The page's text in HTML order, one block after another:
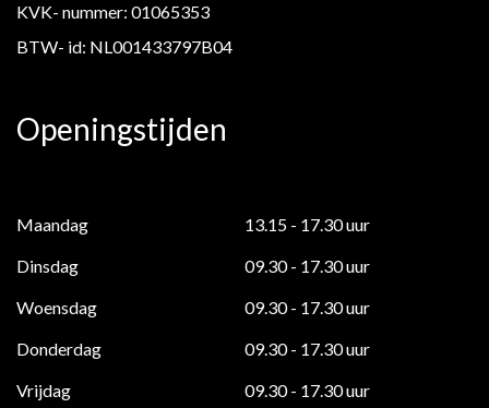
KVK- nummer: 01065353
BTW- id: NL001433797B04
Openingstijden
Maandag
13.15 - 17.30 uur
Dinsdag
09.30 - 17.30 uur
Woensdag
09.30 - 17.30 uur
Donderdag
09.30 - 17.30 uur
Vrijdag
09.30 - 17.30 uur